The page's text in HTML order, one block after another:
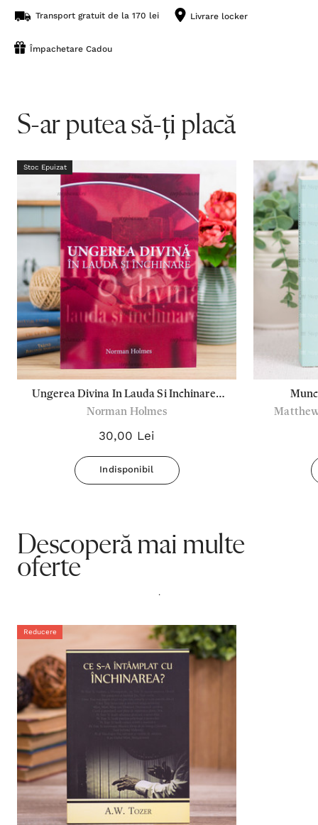
Transport gratuit de la 170 lei Livrare locker
Împachetare Cadou
S-ar putea să-ți placă
Stoc Epuizat
Ungerea Divina In Lauda Si Inchinare -
Norman Holmes
Norman Holmes
30,00 Lei
Indisponibil
Descoperă mai multe
oferte
.
Reducere